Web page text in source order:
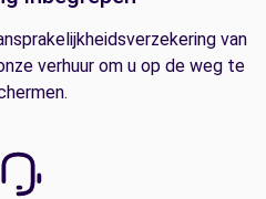
van
verhuur om u op de weg te